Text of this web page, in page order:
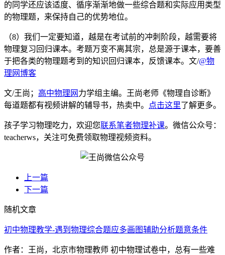
的同学还应该适度、循序渐渐地做一些综合题和实际应用类型
的物理题，来保持自己的优势地位。
（8）我们一定要知道，越是在考试前的冲刺阶段，越需要将
物理复习回归课本。考题万变不离其宗，总是源于课本，要善
于把各类的物理题考到的知识回归课本，反馈课本。文/@物
理网博客
文/王尚； 高中物理网 力学组主编。王尚老师《物理自诊断》
每道题都有视频讲解的辅导书，热卖中。
点击这里了解更多。
孩子学习物理吃力，欢迎您联系笔者物理补课。微信公众号：
teacherws，关注可免费领取物理视频资料。
上一篇
下一篇
随机文章
初中物理教学-遇到物理综合题应多画图辅助分析题意条件
作者：王尚，北京市物理教师 初中物理试卷中，总有一些难